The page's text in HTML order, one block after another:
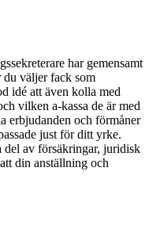
har gemensamt
du väljer fack som
idé att även kolla med
vilken a-kassa de är med
erbjudanden och förmåner
just för ditt yrke.
del av försäkringar, juridisk
din anställning och